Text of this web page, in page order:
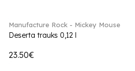
Manufacture Rock - Mickey Mouse
Deserta trauks 0,12 l
23.50€